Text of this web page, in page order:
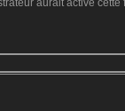
aurait activé